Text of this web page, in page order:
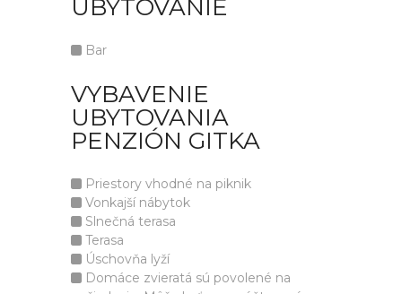
UBYTOVANIE
Bar
VYBAVENIE
UBYTOVANIA
PENZIÓN GITKA
Priestory vhodné na piknik
Vonkajší nábytok
Slnečná terasa
Terasa
Úschovňa lyží
Domáce zvieratá sú povolené na